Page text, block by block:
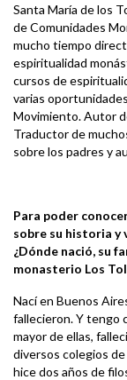
Santa María de los
de Comunidades
mucho tiempo
espiritualidad
cursos de
varias
Movimiento. Autor
Traductor de
sobre los padres y
Para poder
sobre su historia y
¿Dónde nació, su
monasterio Los
Nací en Buenos
fallecieron. Y tengo
mayor de ellas,
diversos colegios
hice dos años de